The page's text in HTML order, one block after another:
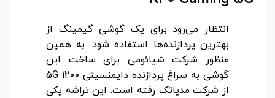
انتظار می‌رود برای یک گوشی گیمینگ از
بهترین پردازنده‌ها استفاده شود. به همین
منظور شرکت شیائومی برای ساخت این
گوشی به سراغ پردازنده دایمنسیتی 1200 5G
از شرکت مدیاتک رفته است. این تراشه یکی